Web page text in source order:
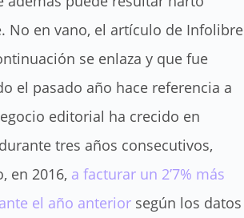
No en vano, el artículo de Infolibre
se enlaza y que fue
el pasado año hace referencia a
editorial ha crecido en
tres años consecutivos,
en 2016, a facturar un 2’7% más
el año anteriorsegún los datos